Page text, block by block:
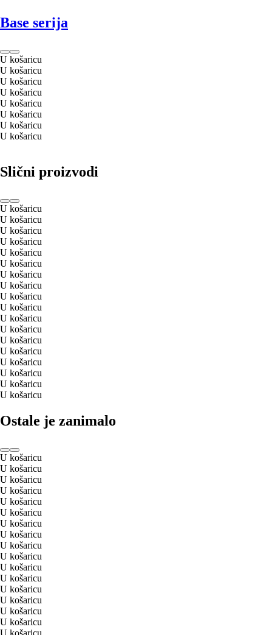
Base serija
U košaricu
U košaricu
U košaricu
U košaricu
U košaricu
U košaricu
U košaricu
U košaricu
Slični proizvodi
U košaricu
U košaricu
U košaricu
U košaricu
U košaricu
U košaricu
U košaricu
U košaricu
U košaricu
U košaricu
U košaricu
U košaricu
U košaricu
U košaricu
U košaricu
U košaricu
U košaricu
U košaricu
Ostale je zanimalo
U košaricu
U košaricu
U košaricu
U košaricu
U košaricu
U košaricu
U košaricu
U košaricu
U košaricu
U košaricu
U košaricu
U košaricu
U košaricu
U košaricu
U košaricu
U košaricu
U košaricu